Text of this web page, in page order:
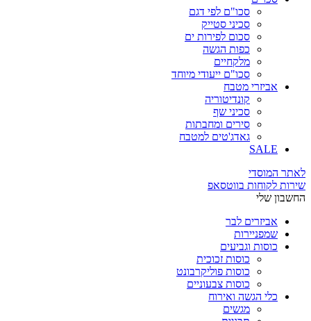
סכו"ם לפי דגם
סכיני סטייק
סכום לפירות ים
כפות הגשה
מלקחיים
סכו"ם ייעודי מיוחד
אביזרי מטבח
קונדיטוריה
סכיני שף
סירים ומחבתות
גאדג'טים למטבח
SALE
לאתר המוסדי
שירות לקוחות בווטסאפ
החשבון שלי
אביזרים לבר
שמפניירות
כוסות וגביעים
כוסות זכוכית
כוסות פוליקרבונט
כוסות צבעוניים
כלי הגשה ואירוח
מגשים